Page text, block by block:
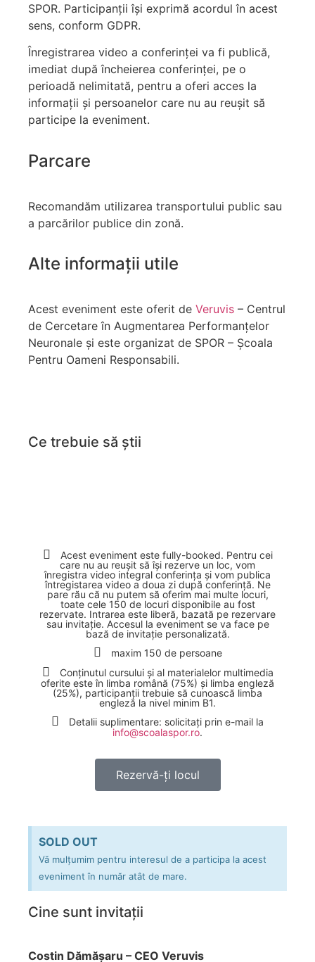
SPOR. Participanții își exprimă acordul în acest
sens, conform GDPR.
Înregistrarea video a conferinței va fi publică,
imediat după încheierea conferinței, pe o
perioadă nelimitată, pentru a oferi acces la
informații și persoanelor care nu au reușit să
participe la eveniment.
Parcare
Recomandăm utilizarea transportului public sau
a parcărilor publice din zonă.
Alte informații utile
Acest eveniment este oferit de Veruvis – Centrul
de Cercetare în Augmentarea Performanțelor
Neuronale și este organizat de SPOR – Școala
Pentru Oameni Responsabili.
Ce trebuie să știi
Acest eveniment este fully-booked. Pentru cei
care nu au reușit să își rezerve un loc, vom
înregistra video integral conferința și vom publica
întregistarea video a doua zi după conferință. Ne
pare rău că nu putem să oferim mai multe locuri,
toate cele 150 de locuri disponibile au fost
rezervate. Intrarea este liberă, bazată pe rezervare
sau invitație. Accesul la eveniment se va face pe
bază de invitație personalizată.
maxim 150 de persoane
Conținutul cursului și al materialelor multimedia
oferite este în limba română (75%) și limba engleză
(25%), participanții trebuie să cunoască limba
engleză la nivel minim B1.
Detalii suplimentare: solicitați prin e-mail la
info@scoalaspor.ro.
Rezervă-ți locul
SOLD OUT
Vă mulțumim pentru interesul de a participa la acest
eveniment în număr atât de mare.
Cine sunt invitații
Costin Dămășaru – CEO Veruvis